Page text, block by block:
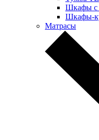
Шкафы с
Шкафы-
Матрасы